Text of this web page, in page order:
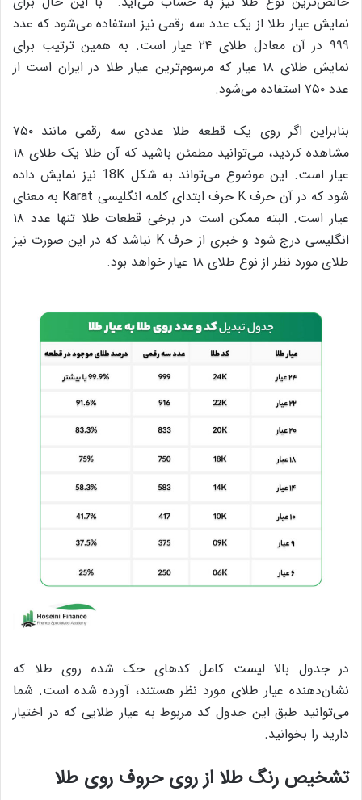
نمایش عیار طلا از یک عدد سه رقمی نیز استفاده می‌شود که عدد
۹۹۹ در آن معادل طلای ۲۴ عیار است. به همین ترتیب برای
نمایش طلای ۱۸ عیار که مرسوم‌ترین عیار طلا در ایران است از
عدد ۷۵۰ استفاده می‌شود.
بنابراین اگر روی یک قطعه طلا عددی سه رقمی مانند ۷۵۰
مشاهده کردید، می‌توانید مطمئن باشید که آن طلا یک طلای ۱۸
عیار است. این موضوع می‌تواند به شکل 18K نیز نمایش داده
شود که در آن حرف K حرف ابتدای کلمه انگلیسی Karat به معنای
عیار است. البته ممکن است در برخی قطعات طلا تنها عدد ۱۸
انگلیسی درج شود و خبری از حرف K نباشد که در این صورت نیز
طلای مورد نظر از نوع طلای ۱۸ عیار خواهد بود.
در جدول بالا لیست کامل کدهای حک شده روی طلا که
نشان‌دهنده عیار طلای مورد نظر هستند،‌ آورده شده است. شما
می‌توانید طبق این جدول کد مربوط به عیار طلایی که در اختیار
دارید را بخوانید.
تشخیص رنگ طلا از روی حروف روی طلا